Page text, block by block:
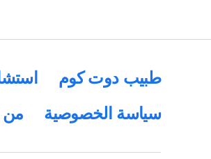
طبيب دوت كوم
سياسة الخصوصية
من